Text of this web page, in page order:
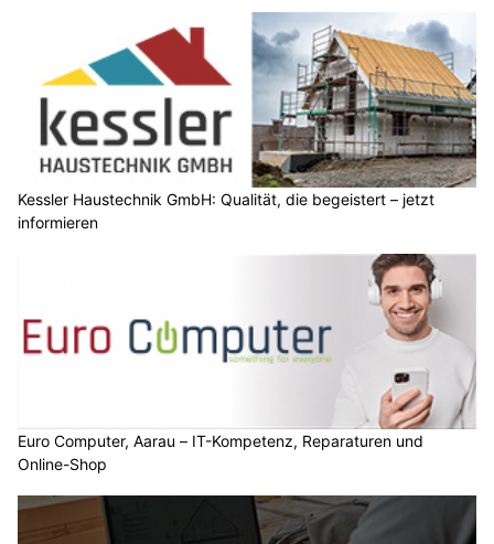
Kessler Haustechnik GmbH: Qualität, die begeistert – jetzt
informieren
Euro Computer, Aarau – IT-Kompetenz, Reparaturen und
Online-Shop